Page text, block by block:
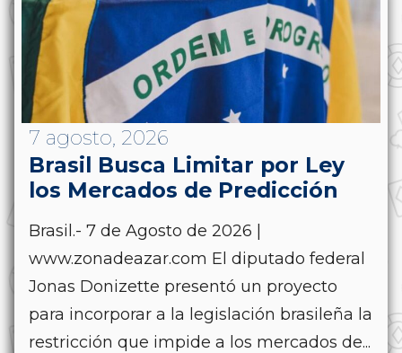
7 agosto, 2026
Brasil Busca Limitar por Ley
los Mercados de Predicción
Brasil.- 7 de Agosto de 2026 |
www.zonadeazar.com El diputado federal
Jonas Donizette presentó un proyecto
para incorporar a la legislación brasileña la
restricción que impide a los mercados de...